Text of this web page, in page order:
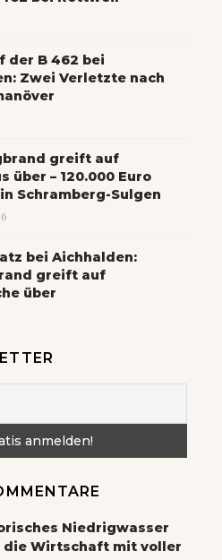
der B 462 bei
Zwei Verletzte nach
greift auf
über – 120.000 Euro
Schramberg-Sulgen
bei Aichhalden:
greift auf
über
Niedrigwasser
Wirtschaft mit voller